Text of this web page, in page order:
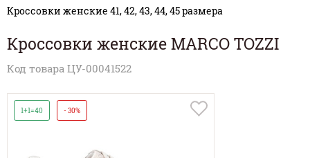
Кроссовки женские 41, 42, 43, 44, 45 размера
Кроссовки женские MARCO TOZZI
Код товара ЦУ-00041522
1+1=40 - 30%